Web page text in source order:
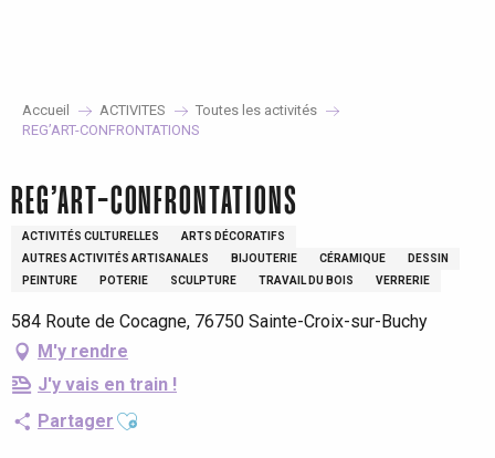
Accueil ACTIVITES
Toutes les activités
REG’ART-CONFRONTATIONS
REG’ART-CONFRONTATIONS
ACTIVITÉS CULTURELLES
ARTS DÉCORATIFS
AUTRES ACTIVITÉS ARTISANALES
BIJOUTERIE CÉRAMIQUE
DESSIN
PEINTURE
POTERIE SCULPTURE TRAVAIL DU BOIS VERRERIE
584 Route de Cocagne, 76750 Sainte-Croix-sur-Buchy
M'y rendre
J'y vais en train !
Partager Ajouter aux favoris